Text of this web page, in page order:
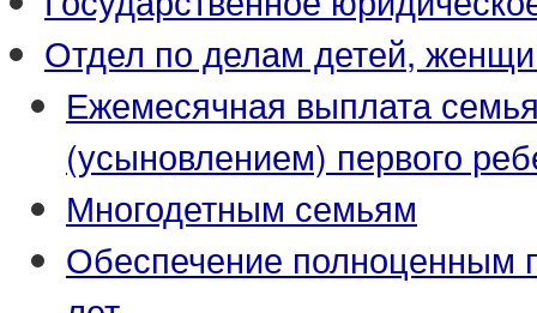
Отдел по делам детей,
Ежемесячная выплата
(усыновлением) первого
Многодетным семьям
Обеспечение полноценным